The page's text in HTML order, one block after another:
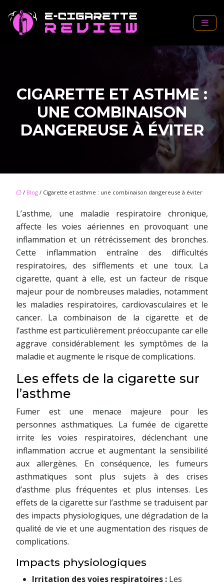
CIGARETTE ET ASTHME :
UNE COMBINAISON
DANGEREUSE À ÉVITER
/ Blog / Cigarette et asthme : une combinaison dangereuse à éviter
L’asthme, une maladie respiratoire chronique,
affecte les voies aériennes en provoquant une
inflammation et un rétrécissement des bronches.
Cette inflammation entraîne des difficultés
respiratoires, des sifflements et une toux. La
cigarette, quant à elle, est un facteur de risque
majeur pour de nombreuses maladies, notamment
les maladies respiratoires, cardiovasculaires et le
cancer. La combinaison de la cigarette et de
l’asthme est particulièrement préoccupante car elle
aggrave considérablement les symptômes de la
maladie et augmente le risque de complications.
Les effets de la cigarette sur
l’asthme
Fumer est une menace majeure pour les
personnes asthmatiques. La fumée de cigarette
irrite les voies respiratoires, déclenchant une
inflammation accrue et augmentant la sensibilité
aux allergènes. En conséquence, les fumeurs
asthmatiques sont plus sujets à des crises
d’asthme plus fréquentes et plus intenses. Les
effets de la cigarette sur l’asthme se traduisent par
des impacts physiologiques, une dégradation de la
qualité de vie et une augmentation des risques de
complications.
Impacts physiologiques
Irritation des voies respiratoires : Les